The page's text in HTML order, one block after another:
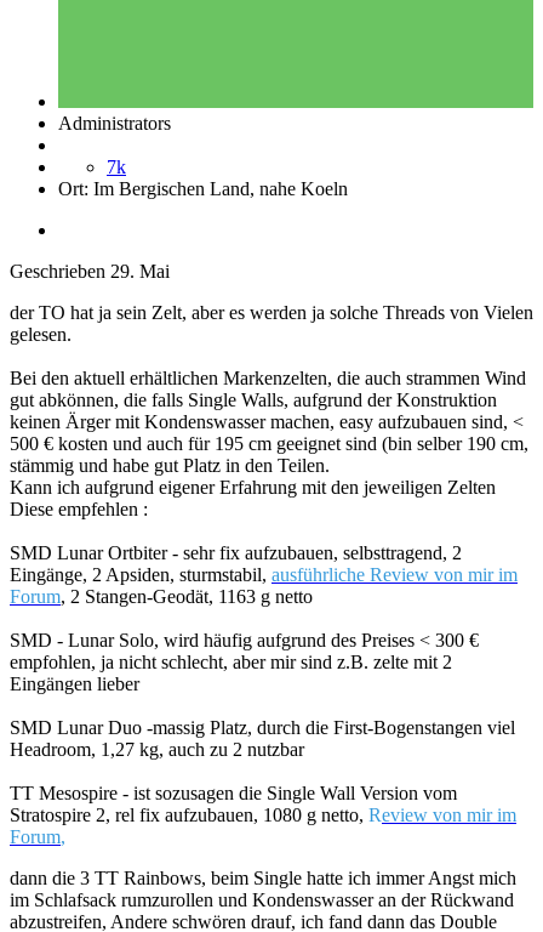
Administrators
7k
Ort: Im Bergischen Land, nahe Koeln
Geschrieben 29. Mai
der TO hat ja sein Zelt, aber es werden ja solche Threads von Vielen
gelesen.
Bei den aktuell erhältlichen Markenzelten, die auch strammen Wind
gut abkönnen, die falls Single Walls, aufgrund der Konstruktion
keinen Ärger mit Kondenswasser machen, easy aufzubauen sind, <
500 € kosten und auch für 195 cm geeignet sind (bin selber 190 cm,
stämmig und habe gut Platz in den Teilen.
Kann ich aufgrund eigener Erfahrung mit den jeweiligen Zelten
Diese empfehlen :
SMD Lunar Ortbiter - sehr fix aufzubauen, selbsttragend, 2
Eingänge, 2 Apsiden, sturmstabil, ausführliche Review von mir im
Forum, 2 Stangen-Geodät, 1163 g netto
SMD - Lunar Solo, wird häufig aufgrund des Preises < 300 €
empfohlen, ja nicht schlecht, aber mir sind z.B. zelte mit 2
Eingängen lieber
SMD Lunar Duo -massig Platz, durch die First-Bogenstangen viel
Headroom, 1,27 kg, auch zu 2 nutzbar
TT Mesospire - ist sozusagen die Single Wall Version vom
Stratospire 2, rel fix aufzubauen, 1080 g netto, Review von mir im
Forum,
dann die 3 TT Rainbows, beim Single hatte ich immer Angst mich
im Schlafsack rumzurollen und Kondenswasser an der Rückwand
abzustreifen, Andere schwören drauf, ich fand dann das Double